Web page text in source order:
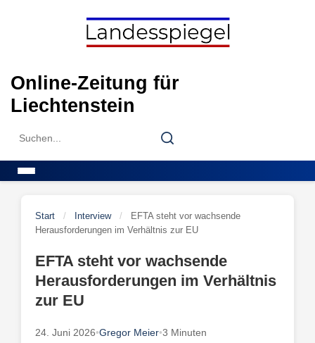
Online-Zeitung für
Liechtenstein
Search
Search
Start / Interview /
EFTA steht vor wachsende
Herausforderungen im Verhältnis zur EU
EFTA steht vor wachsende
Herausforderungen im Verhältnis
zur EU
24. Juni 2026•Gregor Meier•3 Minuten